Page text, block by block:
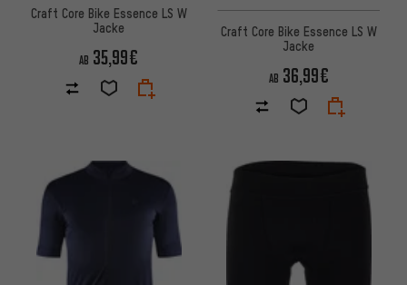
Craft Core Bike Essence LS W
Jacke
AB 35,99€
Craft Core Bike Essence LS W
Jacke
AB 36,99€